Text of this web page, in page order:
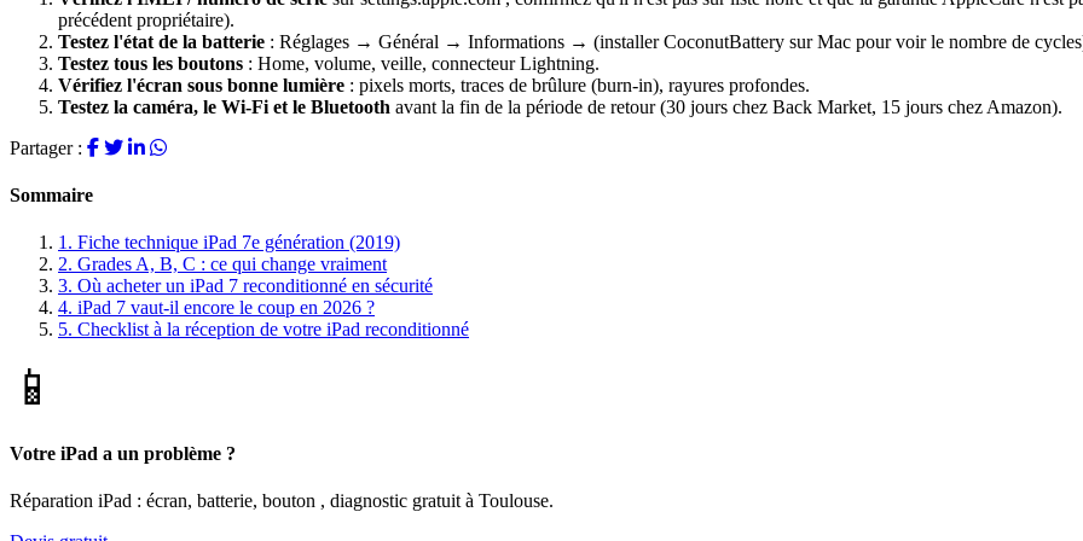
précédent propriétaire).
Testez l'état de la batterie : Réglages → Général → Informations → (installer CoconutBattery sur Mac pour voir le nombre de
Testez tous les boutons : Home, volume, veille, connecteur Lightning.
Vérifiez l'écran sous bonne lumière : pixels morts, traces de brûlure (burn-in), rayures profondes.
Testez la caméra, le Wi-Fi et le Bluetooth avant la fin de la période de retour (30 jours chez Back Market, 15 jours chez Amazon).
Partager :
Sommaire
1. Fiche technique iPad 7e génération (2019)
2. Grades A, B, C : ce qui change vraiment
3. Où acheter un iPad 7 reconditionné en sécurité
4. iPad 7 vaut-il encore le coup en 2026 ?
5. Checklist à la réception de votre iPad reconditionné
📱
Votre iPad a un problème ?
Réparation iPad : écran, batterie, bouton , diagnostic gratuit à Toulouse.